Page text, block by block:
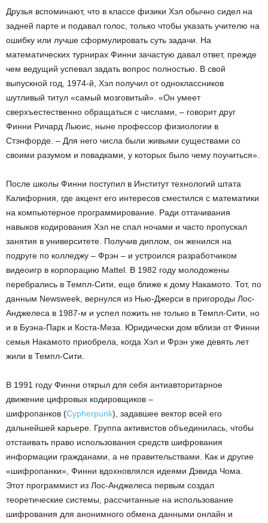
Друзья вспоминают, что в классе физики Хэл обычно сидел на
задней парте и подавал голос, только чтобы указать учителю на
ошибку или лучше сформулировать суть задачи. На
математических турнирах Финни зачастую давал ответ, прежде
чем ведущий успевал задать вопрос полностью. В свой
выпускной год, 1974-й, Хэл получил от одноклассников
шутливый титул «самый мозговитый». «Он умеет
сверхъестественно обращаться с числами, – говорит друг
Финни Ричард Льюис, ныне профессор физиологии в
Стэнфорде. – Для него числа были живыми существами со
своими разумом и повадками, у которых было чему поучиться».
После школы Финни поступил в Институт технологий штата
Калифорния, где акцент его интересов сместился с математики
на компьютерное программирование. Ради оттачивания
навыков кодирования Хэл не спал ночами и часто пропускал
занятия в университете. Получив диплом, он женился на
подруге по колледжу – Фрэн – и устроился разработчиком
видеоигр в корпорацию Mattel. В 1982 году молодожены
перебрались в Темпл-Сити, еще ближе к дому Накамото. Тот, по
данным Newsweek, вернулся из Нью-Джерси в пригороды Лос-
Анджелеса в 1987-м и успел пожить не только в Темпл-Сити, но
и в Буэна-Парк и Коста-Меза. Юридически дом вблизи от Финни
семья Накамото приобрела, когда Хэл и Фрэн уже девять лет
жили в Темпл-Сити.
В 1991 году Финни открыл для себя антиавторитарное
движение цифровых кодировщиков –
шифропанков (Cypherpunk), задавшее вектор всей его
дальнейшей карьере. Группа активистов объединилась, чтобы
отстаивать право использования средств шифрования
информации гражданами, а не правительствами. Как и другие
«шифропанки», Финни вдохновлялся идеями Дэвида Чома.
Этот программист из Лос-Анджелеса первым создал
теоретические системы, рассчитанные на использование
шифрования для анонимного обмена данными онлайн и